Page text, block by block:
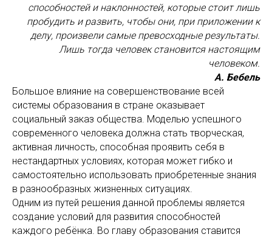
способностей и наклонностей, которые стоит лишь
пробудить и развить, чтобы они, при приложении к
делу, произвели самые превосходные результаты.
Лишь тогда человек становится настоящим
человеком.
А. Бебель
Большое влияние на совершенствование всей
системы образования в стране оказывает
социальный заказ общества. Моделью успешного
современного человека должна стать творческая,
активная личность, способная проявить себя в
нестандартных условиях, которая может гибко и
самостоятельно использовать приобретенные знания
в разнообразных жизненных ситуациях.
Одним из путей решения данной проблемы является
создание условий для развития способностей
каждого ребёнка. Во главу образования ставится